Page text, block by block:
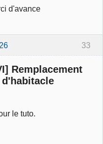
d'avance
33
Remplacement
le tuto.